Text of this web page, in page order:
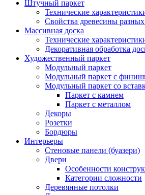
Штучный паркет
Технические
Свойства древесины
Массивная доска
Технические
Декоративная обработка
Художественный паркет
Модульный паркет
Модульный паркет с
Модульный паркет со
Паркет с камнем
Паркет с металлом
Декоры
Розетки
Бордюры
Интерьеры
Стеновые панели (буазери)
Двери
Особенности
Категории сложности
Деревянные потолки